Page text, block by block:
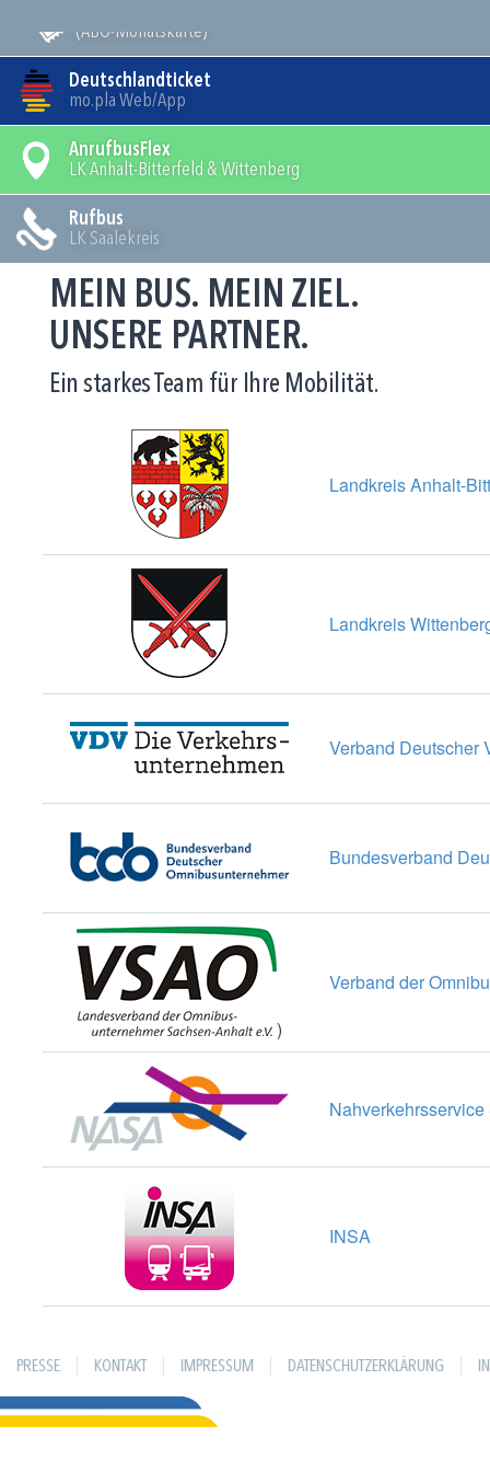
(ABO-Monatskarte)
Deutschlandticket
mo.pla Web/App
AnrufbusFlex
LK Anhalt-Bitterfeld & Wittenberg
Rufbus
LK Saalekreis
MEIN BUS. MEIN ZIEL.
UNSERE PARTNER.
Ein starkes Team für Ihre Mobilität.
Landkreis Anhalt-
Landkreis
Verband Deutscher
Bundesverband
)
Verband der
INSA
PRESSE KONTAKT IMPRESSUM DATENSCHUTZERKLÄRUNG